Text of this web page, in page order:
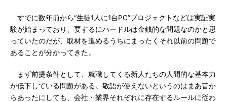
すでに数年前から“生徒1人に1台PC”プロジェクトなどは実証実
験が始まっており、要するにハードルは金銭的な問題なのかと思
っていたのだが、取材を進めるうちにまったくそれ以前の問題で
あることが分かってきた。
まず前提条件として、就職してくる新人たちの人間的な基本力
が低下している問題がある。敬語が使えないというのはまあ昔か
らあったにしても、会社・業界それぞれに存在するルールに従わ